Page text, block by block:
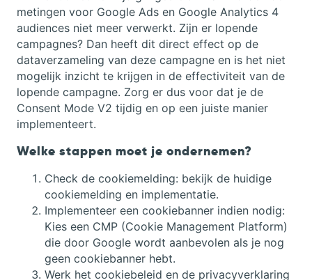
metingen voor Google Ads en Google Analytics 4
audiences niet meer verwerkt. Zijn er lopende
campagnes? Dan heeft dit direct effect op de
dataverzameling van deze campagne en is het niet
mogelijk inzicht te krijgen in de effectiviteit van de
lopende campagne. Zorg er dus voor dat je de
Consent Mode V2 tijdig en op een juiste manier
implementeert.
Welke stappen moet je ondernemen?
Check de cookiemelding: bekijk de huidige
cookiemelding en implementatie.
Implementeer een cookiebanner indien nodig:
Kies een CMP (Cookie Management Platform)
die door Google wordt aanbevolen als je nog
geen cookiebanner hebt.
Werk het cookiebeleid en de privacyverklaring